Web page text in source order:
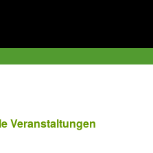
Veranstaltungen